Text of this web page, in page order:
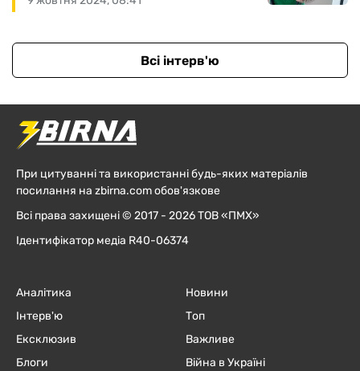
Всі інтерв'ю
При цитуванні та використанні будь-яких матеріалів
посилання на zbirna.com обов'язкове
Всі права захищені © 2017 - 2026 ТОВ «ПМХ»
Ідентифікатор медіа R40-06374
Аналітика
Інтерв'ю
Ексклюзив
Блоги
Новини
Топ
Важливе
Війна в Україні